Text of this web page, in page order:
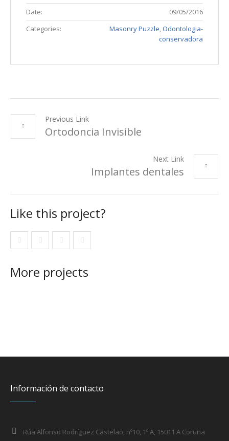
Date:
09/05/2016
Categories:
Masonry Puzzle,Odontologia-
conservadora
Previous Link
Ortodoncia Invisible
Next Link
Implantes dentales
Like this project?
More projects
Información de contacto
Rúa Alfonso Rodríguez Castelao, nº10, 1º A, 15011 A Coruña